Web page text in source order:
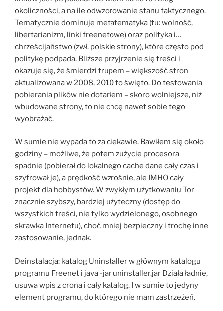
okoliczności, a na ile odwzorowanie stanu faktycznego.
Tematycznie dominuje metatematyka (tu: wolność,
libertarianizm, linki freenetowe) oraz polityka i…
chrześcijaństwo (zwł. polskie strony), które często pod
politykę podpada. Bliższe przyjrzenie się treści i
okazuje się, że śmierdzi trupem – większość stron
aktualizowana w 2008, 2010 to święto. Do testowania
pobierania plików nie dotarłem – skoro wolniejsze, niż
wbudowane strony, to nie chcę nawet sobie tego
wyobrażać.
W sumie nie wypada to za ciekawie. Bawiłem się około
godziny – możliwe, że potem zużycie procesora
spadnie (pobierał do lokalnego cache dane cały czas i
szyfrował je), a prędkość wzrośnie, ale IMHO cały
projekt dla hobbystów. W zwykłym użytkowaniu Tor
znacznie szybszy, bardziej użyteczny (dostęp do
wszystkich treści, nie tylko wydzielonego, osobnego
skrawka Internetu), choć mniej bezpieczny i trochę inne
zastosowanie, jednak.
Deinstalacja: katalog Uninstaller w głównym katalogu
programu Freenet i java -jar uninstaller.jar Działa ładnie,
usuwa wpis z crona i cały katalog. I w sumie to jedyny
element programu, do którego nie mam zastrzeżeń.